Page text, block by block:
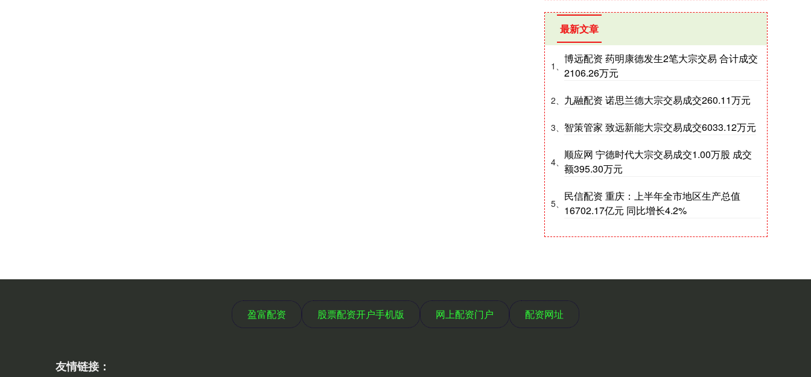
最新文章
1、
博远配资 药明康德发生2笔大宗交易 合计成交
2106.26万元
2、 九融配资 诺思兰德大宗交易成交260.11万元
3、 智策管家 致远新能大宗交易成交6033.12万元
4、
顺应网 宁德时代大宗交易成交1.00万股 成交
额395.30万元
5、
民信配资 重庆：上半年全市地区生产总值
16702.17亿元 同比增长4.2%
盈富配资 股票配资开户手机版 网上配资门户 配资网址
友情链接：